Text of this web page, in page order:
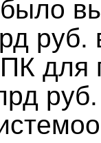
руб.
для
руб.